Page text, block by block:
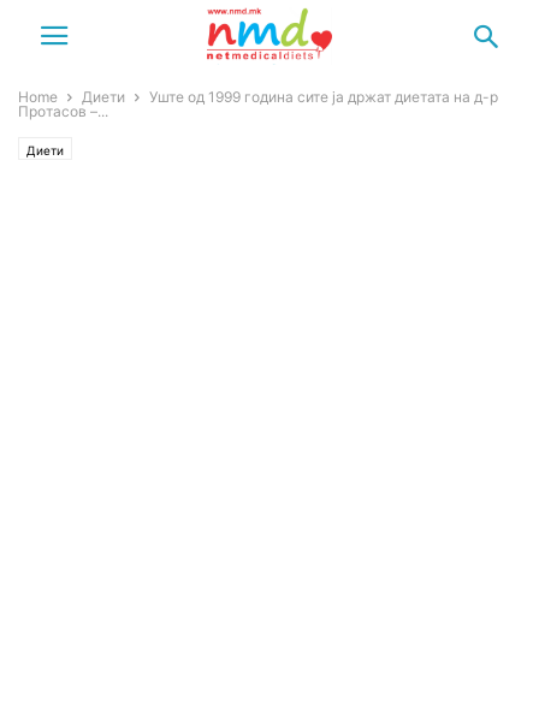
Home Диети
Уште од 1999 година сите ја држат диетата на д-р
Протасов –...
Диети